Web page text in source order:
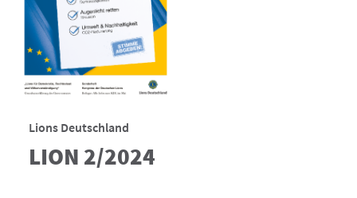
Lions Deutschland
LION 2/2024